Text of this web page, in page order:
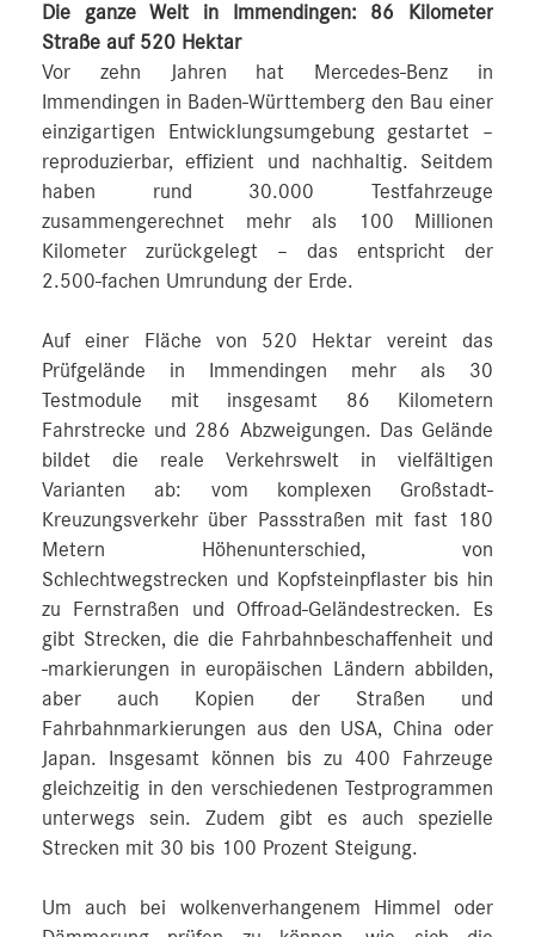
Die ganze Welt in Immendingen: 86 Kilometer
Straße auf 520 Hektar
Vor zehn Jahren hat Mercedes-Benz in
Immendingen in Baden-Württemberg den Bau einer
einzigartigen Entwicklungsumgebung gestartet –
reproduzierbar, effizient und nachhaltig. Seitdem
haben rund 30.000 Testfahrzeuge
zusammengerechnet mehr als 100 Millionen
Kilometer zurückgelegt – das entspricht der
2.500‑fachen Umrundung der Erde.
Auf einer Fläche von 520 Hektar vereint das
Prüfgelände in Immendingen mehr als 30
Testmodule mit insgesamt 86 Kilometern
Fahrstrecke und 286 Abzweigungen. Das Gelände
bildet die reale Verkehrswelt in vielfältigen
Varianten ab: vom komplexen Großstadt-
Kreuzungsverkehr über Passstraßen mit fast 180
Metern Höhenunterschied, von
Schlechtwegstrecken und Kopfsteinpflaster bis hin
zu Fernstraßen und Offroad-Geländestrecken. Es
gibt Strecken, die die Fahrbahnbeschaffenheit und
-markierungen in europäischen Ländern abbilden,
aber auch Kopien der Straßen und
Fahrbahnmarkierungen aus den USA, China oder
Japan. Insgesamt können bis zu 400 Fahrzeuge
gleichzeitig in den verschiedenen Testprogrammen
unterwegs sein. Zudem gibt es auch spezielle
Strecken mit 30 bis 100 Prozent Steigung.
Um auch bei wolkenverhangenem Himmel oder